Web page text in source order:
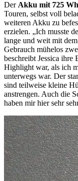
DerAkku mit 725 Wh
Touren, selbst voll
weiteren Akku zu
erzielen. „Ich musste
lange und weit mit
Gebrauch mühelos
beschreibt Jessica ihre
Highlight war, als ich
unterwegs war. Der
sind teilweise kleine
anstrengen. Auch die
haben mir hier sehr